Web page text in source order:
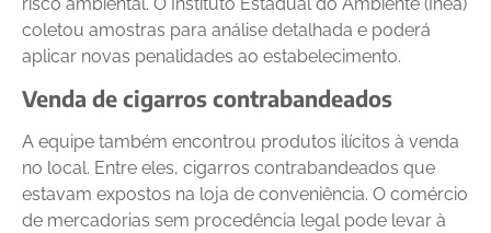
coletou amostras para análise detalhada e poderá
aplicar novas penalidades ao estabelecimento.
Venda de cigarros contrabandeados
A equipe também encontrou produtos ilícitos à venda
no local. Entre eles, cigarros contrabandeados que
estavam expostos na loja de conveniência. O comércio
de mercadorias sem procedência legal pode levar à